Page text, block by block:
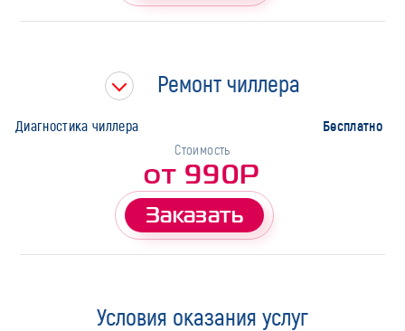
Ремонт чиллера
Диагностика чиллера Бесплатно
Стоимость
от 990Р
Заказать
Условия оказания услуг